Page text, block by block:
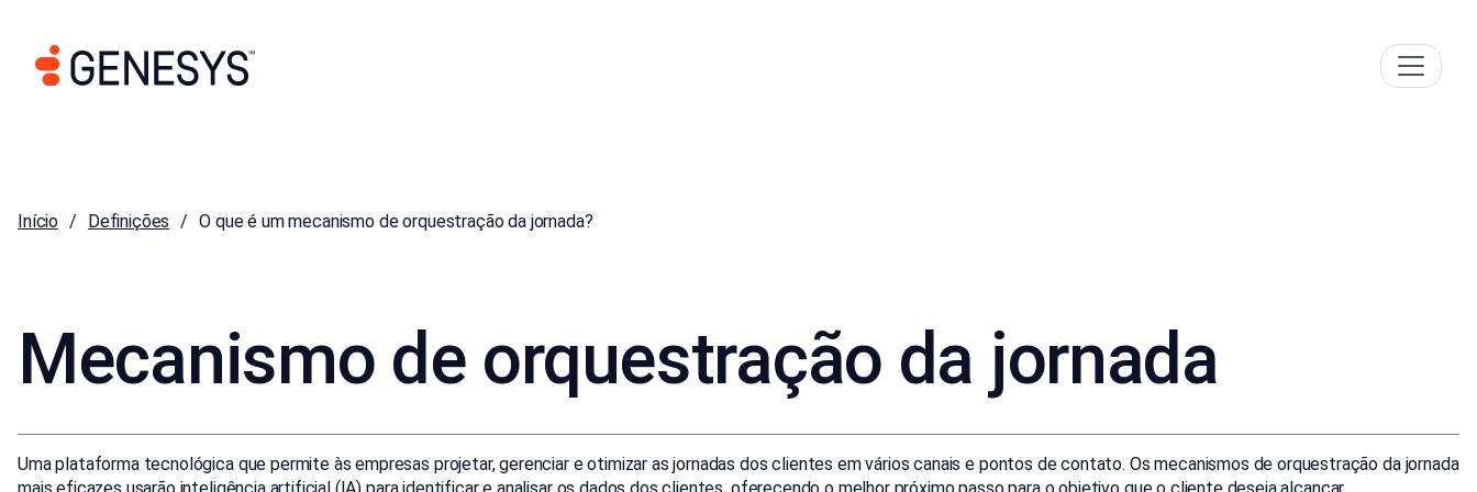
Início Definições O que é um mecanismo de orquestração da jornada?
Mecanismo de orquestração da jornada
Uma plataforma tecnológica que permite às empresas projetar, gerenciar e otimizar as jornadas dos clientes em vários canais e pontos de contato. Os mecanismos de orquestração da jornada